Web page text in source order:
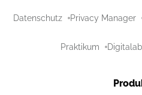
Datenschutz Privacy Manager
Praktikum